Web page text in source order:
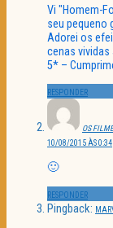
Vi "Homem-
seu pequeno
Adorei os
cenas
5* –
RESPONDER
OS
10/08/2015 ÀS 0:34
🙂
RESPONDER
Pingback: